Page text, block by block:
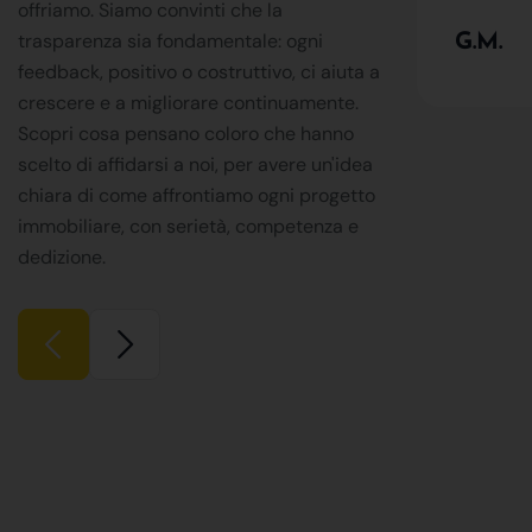
offriamo. Siamo convinti che la
trasparenza sia fondamentale: ogni
feedback, positivo o costruttivo, ci aiuta a
crescere e a migliorare continuamente.
Scopri cosa pensano coloro che hanno
scelto di affidarsi a noi, per avere un'idea
chiara di come affrontiamo ogni progetto
immobiliare, con serietà, competenza e
dedizione.
G.M.